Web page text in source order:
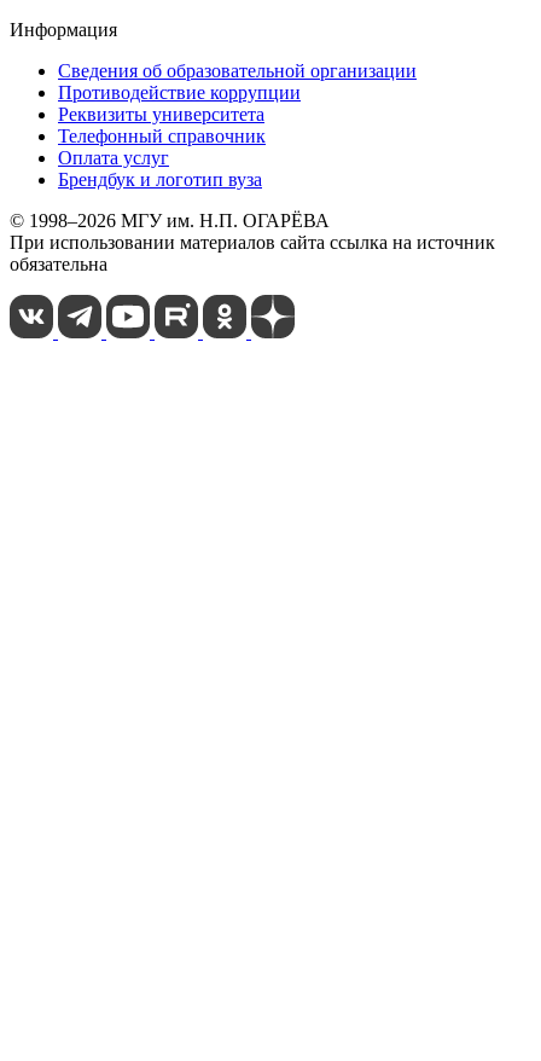
Информация
Сведения об образовательной организации
Противодействие коррупции
Реквизиты университета
Телефонный справочник
Оплата услуг
Брендбук и логотип вуза
© 1998–2026 МГУ им. Н.П. ОГАРЁВА
При использовании материалов сайта ссылка на источник
обязательна